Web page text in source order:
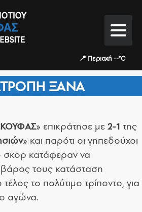
📍 Περιοχή --°C
ΞΑΝΆ
» επικράτησε με 2-1 της
» και παρότι οι γηπεδούχοι
κατάφεραν να
βάρος τους κατάσταση
το πολύτιμο τρίποντο, για
αγώνα.